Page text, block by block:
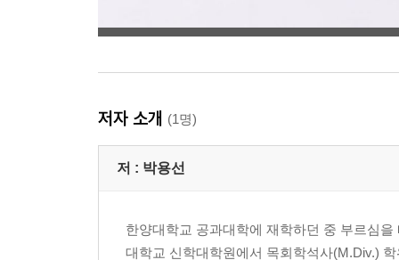
저자 소개 (1명)
저 : 박용선
한양대학교 공과대학에 재학하던 중 부르심
대학교 신학대학원에서 목회학석사(M.Div.)